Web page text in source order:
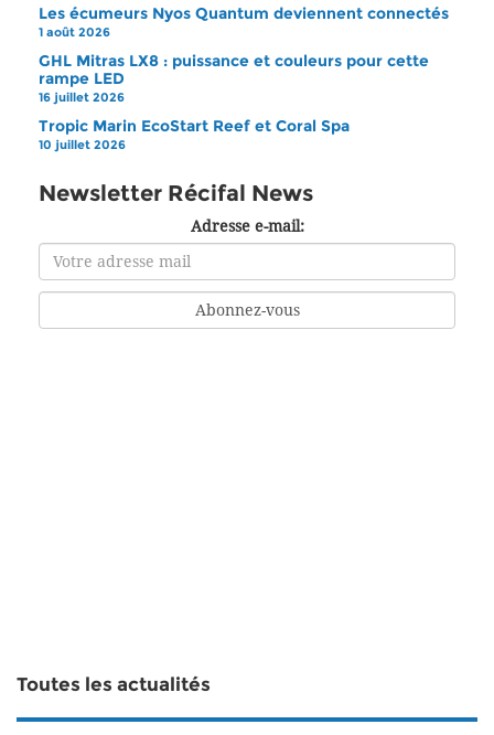
Les écumeurs Nyos Quantum deviennent connectés
1 août 2026
GHL Mitras LX8 : puissance et couleurs pour cette
rampe LED
16 juillet 2026
Tropic Marin EcoStart Reef et Coral Spa
10 juillet 2026
Newsletter Récifal News
Adresse e-mail:
Toutes les actualités